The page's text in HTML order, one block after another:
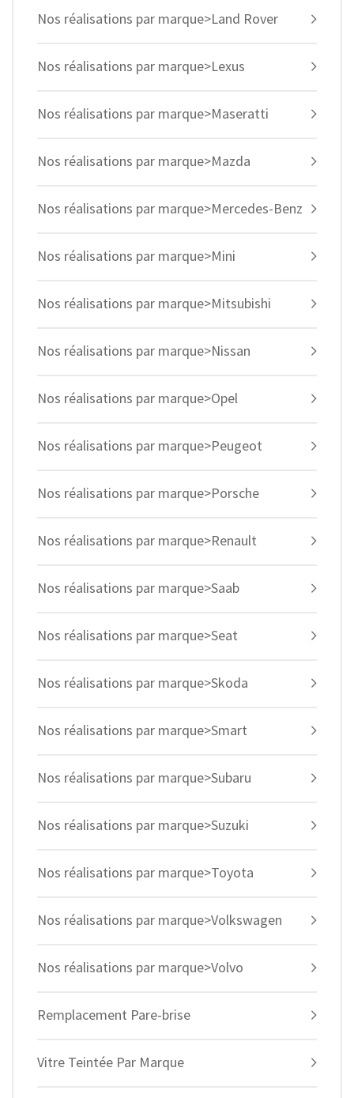
Nos réalisations par marque>Land Rover
Nos réalisations par marque>Lexus
Nos réalisations par marque>Maseratti
Nos réalisations par marque>Mazda
Nos réalisations par marque>Mercedes-Benz
Nos réalisations par marque>Mini
Nos réalisations par marque>Mitsubishi
Nos réalisations par marque>Nissan
Nos réalisations par marque>Opel
Nos réalisations par marque>Peugeot
Nos réalisations par marque>Porsche
Nos réalisations par marque>Renault
Nos réalisations par marque>Saab
Nos réalisations par marque>Seat
Nos réalisations par marque>Skoda
Nos réalisations par marque>Smart
Nos réalisations par marque>Subaru
Nos réalisations par marque>Suzuki
Nos réalisations par marque>Toyota
Nos réalisations par marque>Volkswagen
Nos réalisations par marque>Volvo
Remplacement Pare-brise
Vitre Teintée Par Marque